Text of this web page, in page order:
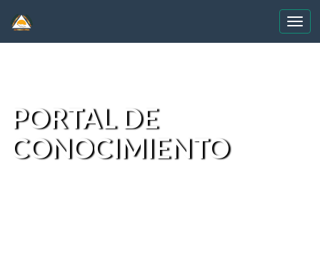
PORTAL DE
CONOCIMIENTO